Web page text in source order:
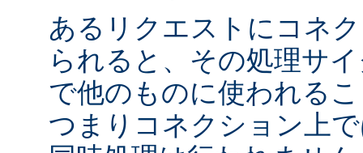
あるリクエストにコネ
られると、その処理サ
で他のものに使われる
つまりコネクション上